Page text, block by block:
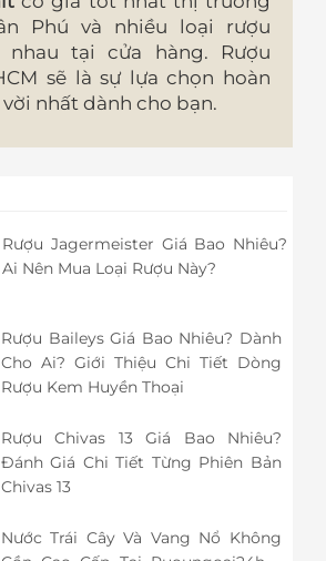
Phú và nhiều loại rượu
nhau tại cửa hàng. Rượu
sẽ là sự lựa chọn hoàn
nhất dành cho bạn.
Rượu Jagermeister Giá Bao Nhiêu?
Ai Nên Mua Loại Rượu Này?
Rượu Baileys Giá Bao Nhiêu? Dành
Cho Ai? Giới Thiệu Chi Tiết Dòng
Rượu Kem Huyền Thoại
Rượu Chivas 13 Giá Bao Nhiêu?
Đánh Giá Chi Tiết Từng Phiên Bản
Chivas 13
Nước Trái Cây Và Vang Nổ Không